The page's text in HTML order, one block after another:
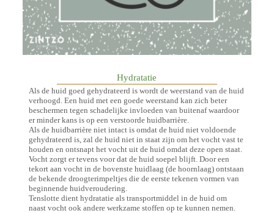
Hydratatie
Als de huid goed gehydrateerd is wordt de weerstand van de huid
verhoogd. Een huid met een goede weerstand kan zich beter
beschermen tegen schadelijke invloeden van buitenaf waardoor
er minder kans is op een verstoorde huidbarrière.
Als de huidbarrière niet intact is omdat de huid niet voldoende
gehydrateerd is, zal de huid niet in staat zijn om het vocht vast te
houden en ontsnapt het vocht uit de huid omdat deze open staat.
Vocht zorgt er tevens voor dat de huid soepel blijft. Door een
tekort aan vocht in de bovenste huidlaag (de hoornlaag) ontstaan
de bekende droogterimpeltjes die de eerste tekenen vormen van
beginnende huidveroudering.
Tenslotte dient hydratatie als transportmiddel in de huid om
naast vocht ook andere werkzame stoffen op te kunnen nemen.